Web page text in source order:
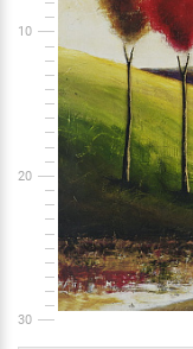
10
20
30